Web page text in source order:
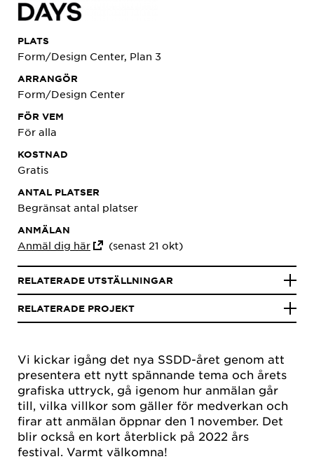
Vi kickar igång det nya SSDD-året genom att
presentera ett nytt spännande tema och årets
grafiska uttryck, gå igenom hur anmälan går
till, vilka villkor som gäller för medverkan och
firar att anmälan öppnar den 1 november. Det
blir också en kort återblick på 2022 års
festival. Varmt välkomna!
PLATS
Form/Design Center, Plan 3
ARRANGÖR
Form/Design Center
FÖR VEM
För alla
KOSTNAD
Gratis
ANTAL PLATSER
Begränsat antal platser
ANMÄLAN
Anmäl dig här (senast 21 okt)
RELATERADE UTSTÄLLNINGAR
RELATERADE PROJEKT